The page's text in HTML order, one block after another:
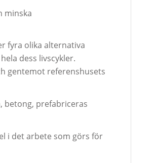
minska
fyra olika alternativa
dess livscykler.
gentemot referenshusets
betong, prefabriceras
i det arbete som görs för